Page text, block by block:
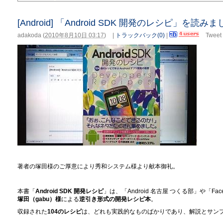
[Android] 「Android SDK 開発のレシピ」を読みま
adakoda (2010年8月10日 03:17) | トラックバック(0) | Tweet
著者の塚田様のご厚意により秀和システム様より献本御礼。
本書「 Android SDK 開発レシピ」は、「Android 名古屋 つくる部」や「
塚田（gabu）様による逆引き形式の開発レシピ本。
収録された104のレシピは、どれも実践的なものばかりであり、解説とサ